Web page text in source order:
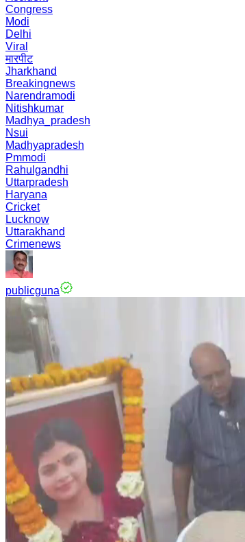
Congress
Modi
Delhi
Viral
मारपीट
Jharkhand
Breakingnews
Narendramodi
Nitishkumar
Madhya_pradesh
Nsui
Madhyapradesh
Pmmodi
Rahulgandhi
Uttarpradesh
Haryana
Cricket
Lucknow
Uttarakhand
Crimenews
publicguna